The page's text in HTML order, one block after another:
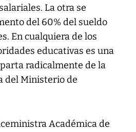
La otra se
del 60% del sueldo
En cualquiera de los
educativas es una
radicalmente de la
del Ministerio de
Académica de